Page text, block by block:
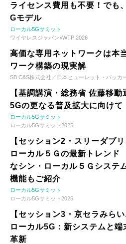
ライセンス費用も不要！でも
Gモデル
ローカル5Gサミット
ワイヤレスジャパン×WTP 2026
高価な専用ネットワークは本
ワーク構築の現実解
SB C&S株式会社／日本ヒューレット・パッカ
【基調講演・総務省 佐藤移
5Gの更なる普及拡大に向けて
ローカル5Gサミット
ローカル5Gサミット2025
【セッション2・スリーダブ
ローカル５Ｇの最新トレン
なシン・ローカル５Ｇシステ
機能もご紹介
ローカル5Gサミット
ローカル5Gサミット2025
【セッション3・京セラみら
ローカル5G：新システムと
革新